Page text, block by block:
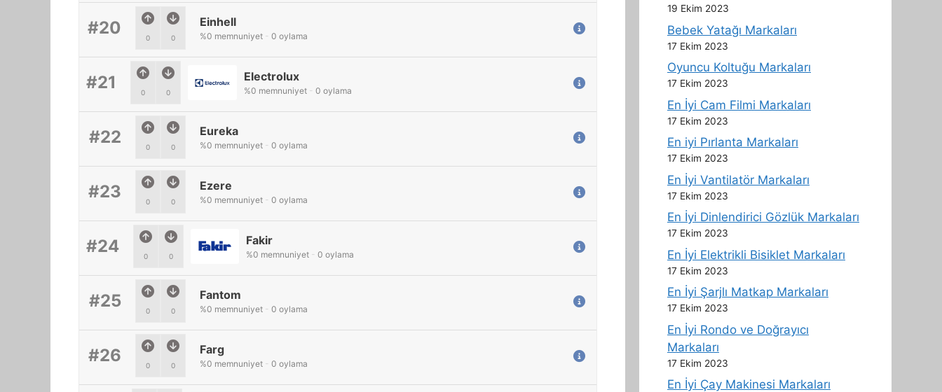
#20 0 0
Einhell
%0 memnuniyet - 0 oylama
#21 0 0
Electrolux
%0 memnuniyet - 0 oylama
#22 0 0
Eureka
%0 memnuniyet - 0 oylama
#23 0 0
Ezere
%0 memnuniyet - 0 oylama
#24 0 0
Fakir
%0 memnuniyet - 0 oylama
#25 0 0
Fantom
%0 memnuniyet - 0 oylama
#26 0 0
Farg
%0 memnuniyet - 0 oylama
19 Ekim 2023
Bebek Yatağı Markaları
17 Ekim 2023
Oyuncu Koltuğu Markaları
17 Ekim 2023
En İyi Cam Filmi Markaları
17 Ekim 2023
En iyi Pırlanta Markaları
17 Ekim 2023
En İyi Vantilatör Markaları
17 Ekim 2023
En İyi Dinlendirici Gözlük Markaları
17 Ekim 2023
En İyi Elektrikli Bisiklet Markaları
17 Ekim 2023
En İyi Şarjlı Matkap Markaları
17 Ekim 2023
En İyi Rondo ve Doğrayıcı
Markaları
17 Ekim 2023
En İyi Çay Makinesi Markaları